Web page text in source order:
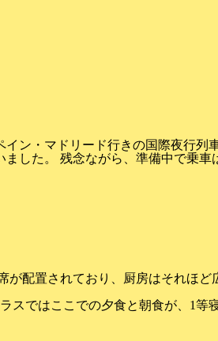
ン・マドリード行きの国際夜行列
した。 残念ながら、準備中で乗車
が配置されており、厨房はそれほど
スではここでの夕食と朝食が、1等